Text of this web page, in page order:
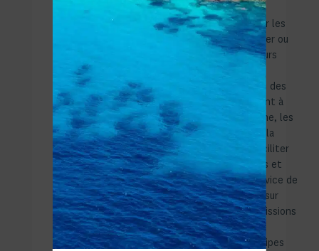
imposée comme le leader
incontesté. Accompagner les
familles désireuses de louer ou
d’acquérir la maison de leurs
soigneusement pour elles des
biens répondant fidèlement à
leurs critères de recherche, les
assister loyalement dans la
phase de négociation, faciliter
leurs démarches juridiques et
enfin leur proposer un service de
«Property Management» sur
mesure, telles sont les missions
que remplissent
quotidiennement nos équipes